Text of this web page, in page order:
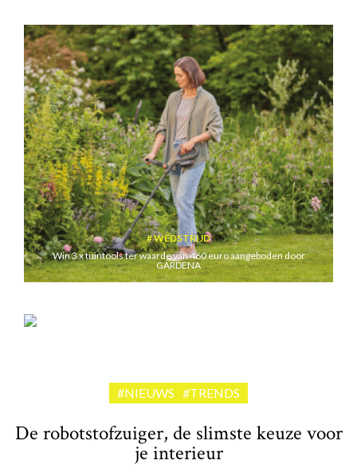
WEDSTRIJD
Win 3 x tuintools ter waarde van 460 euro aangeboden door
GARDENA
WEDSTRIJD
#NIEUWS #TRENDS
De robotstofzuiger, de slimste keuze voor
je interieur